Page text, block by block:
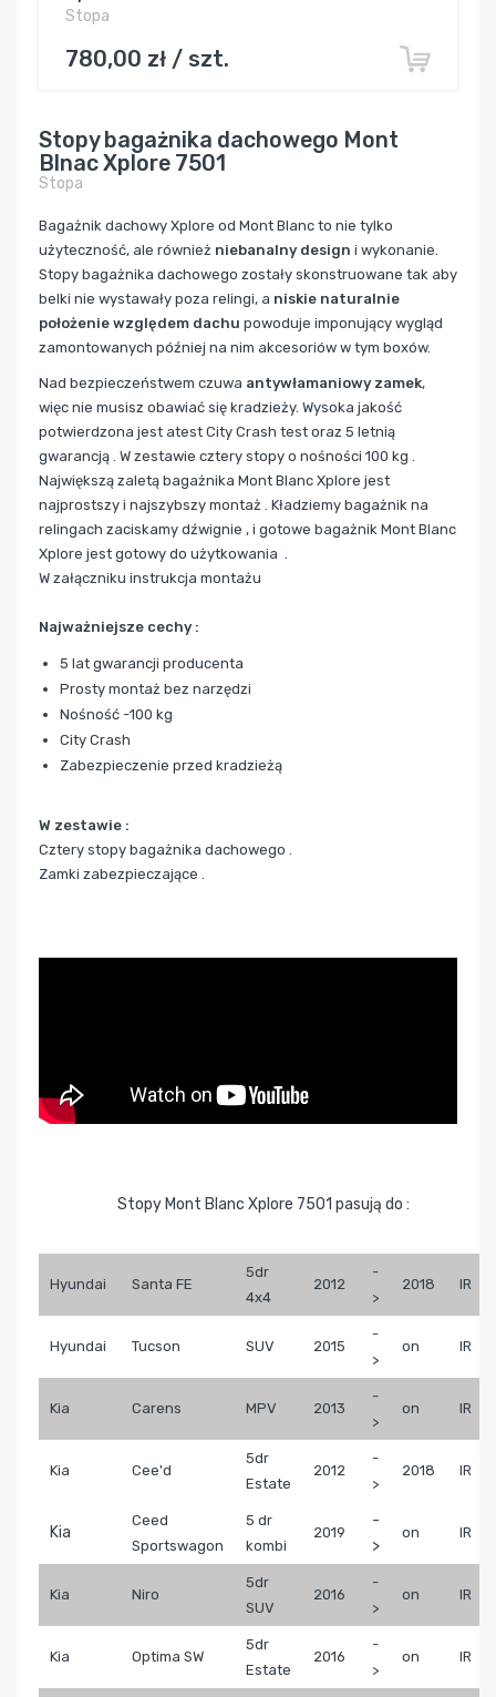
Stopa
780,00 zł / szt.
Stopy bagażnika dachowego Mont
Blnac Xplore 7501
Stopa
Bagażnik dachowy Xplore od Mont Blanc to nie tylko
użyteczność, ale również niebanalny design i wykonanie.
Stopy bagażnika dachowego zostały skonstruowane tak aby
belki nie wystawały poza relingi, a niskie naturalnie
położenie względem dachu powoduje imponujący wygląd
zamontowanych później na nim akcesoriów w tym boxów.
Nad bezpieczeństwem czuwa antywłamaniowy zamek,
więc nie musisz obawiać się kradzieży. Wysoka jakość
potwierdzona jest atest City Crash test oraz 5 letnią
gwarancją . W zestawie cztery stopy o nośności 100 kg .
Największą zaletą bagażnika Mont Blanc Xplore jest
najprostszy i najszybszy montaż . Kładziemy bagażnik na
relingach zaciskamy dźwignie , i gotowe bagażnik Mont Blanc
Xplore jest gotowy do użytkowania .
W załączniku instrukcja montażu
Najważniejsze cechy :
5 lat gwarancji producenta
Prosty montaż bez narzędzi
Nośność -100 kg
City Crash
Zabezpieczenie przed kradzieżą
W zestawie :
Cztery stopy bagażnika dachowego .
Zamki zabezpieczające .
Stopy Mont Blanc Xplore 7501 pasują do :
Hyundai Santa FE
5dr
4x4
2012
-
>
2018 IR
Hyundai Tucson SUV 2015
-
>
on IR
Kia Carens MPV 2013
-
>
on IR
Kia Cee'd
5dr
Estate
2012
-
>
2018 IR
Kia
Ceed
Sportswagon
5 dr
kombi
2019
-
>
on IR
Kia Niro
5dr
SUV
2016
-
>
on IR
Kia Optima SW
5dr
Estate
2016
-
>
on IR